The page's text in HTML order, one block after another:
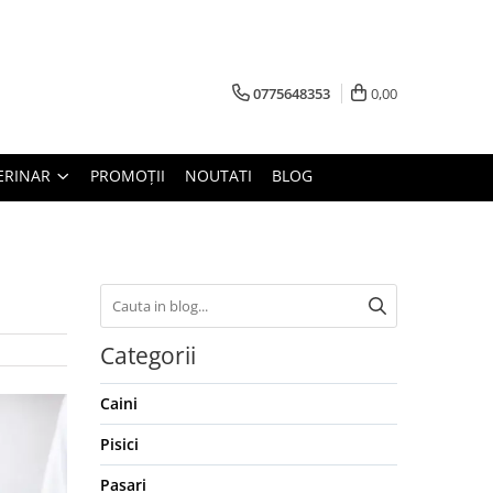
0775648353 0,00
PROMOȚII NOUTATI BLOG
Categorii
Caini
Pisici
Pasari